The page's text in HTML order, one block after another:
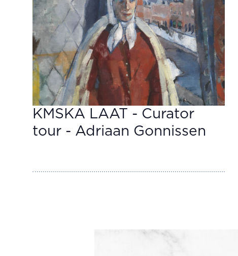
KMSKA LAAT - Curator
tour - Adriaan Gonnissen